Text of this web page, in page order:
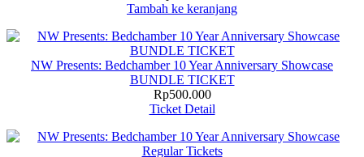
Tambah ke keranjang
NW Presents: Bedchamber 10 Year Anniversary Showcase
BUNDLE TICKET
Rp500.000
Ticket Detail